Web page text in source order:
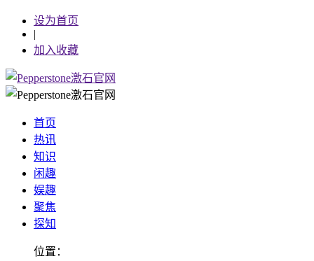
设为首页
|
加入收藏
首页
热讯
知识
闲趣
娱趣
聚焦
探知
位置：